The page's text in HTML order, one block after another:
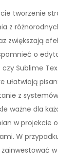
tworzenie
z
zwiększają
o
czy Sublime
ułatwiają
z
ważne dla
w projekcie
W